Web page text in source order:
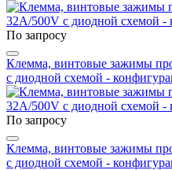
По запросу
Клемма, винтовые зажимы
с диодной схемой -
По запросу
Клемма, винтовые зажимы
с диодной схемой -